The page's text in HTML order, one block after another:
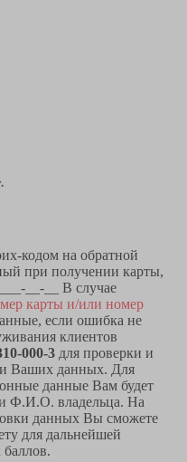
кодом на обратной
при получении карты,
__-__ В случае
карты и/или номер
если ошибка не
клиентов
000-3 для проверки и
Ваших данных. Для
данные Вам будет
и Ф.И.О. владельца. На
данных Вы сможете
для дальнейшей